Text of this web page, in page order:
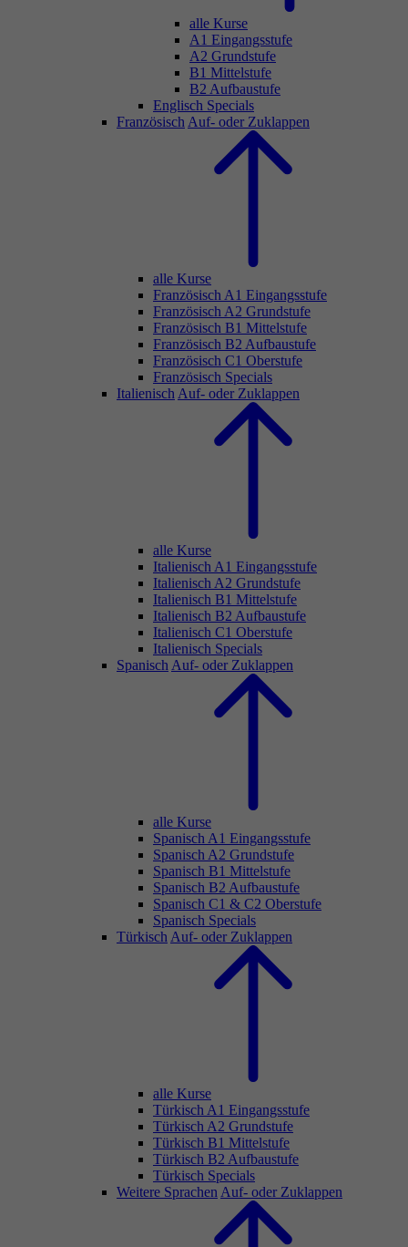
alle Kurse
A1 Eingangsstufe
A2 Grundstufe
B1 Mittelstufe
B2 Aufbaustufe
Englisch Specials
Französisch Auf- oder Zuklappen
alle Kurse
Französisch A1 Eingangsstufe
Französisch A2 Grundstufe
Französisch B1 Mittelstufe
Französisch B2 Aufbaustufe
Französisch C1 Oberstufe
Französisch Specials
Italienisch Auf- oder Zuklappen
alle Kurse
Italienisch A1 Eingangsstufe
Italienisch A2 Grundstufe
Italienisch B1 Mittelstufe
Italienisch B2 Aufbaustufe
Italienisch C1 Oberstufe
Italienisch Specials
Spanisch Auf- oder Zuklappen
alle Kurse
Spanisch A1 Eingangsstufe
Spanisch A2 Grundstufe
Spanisch B1 Mittelstufe
Spanisch B2 Aufbaustufe
Spanisch C1 & C2 Oberstufe
Spanisch Specials
Türkisch Auf- oder Zuklappen
alle Kurse
Türkisch A1 Eingangsstufe
Türkisch A2 Grundstufe
Türkisch B1 Mittelstufe
Türkisch B2 Aufbaustufe
Türkisch Specials
Weitere Sprachen Auf- oder Zuklappen